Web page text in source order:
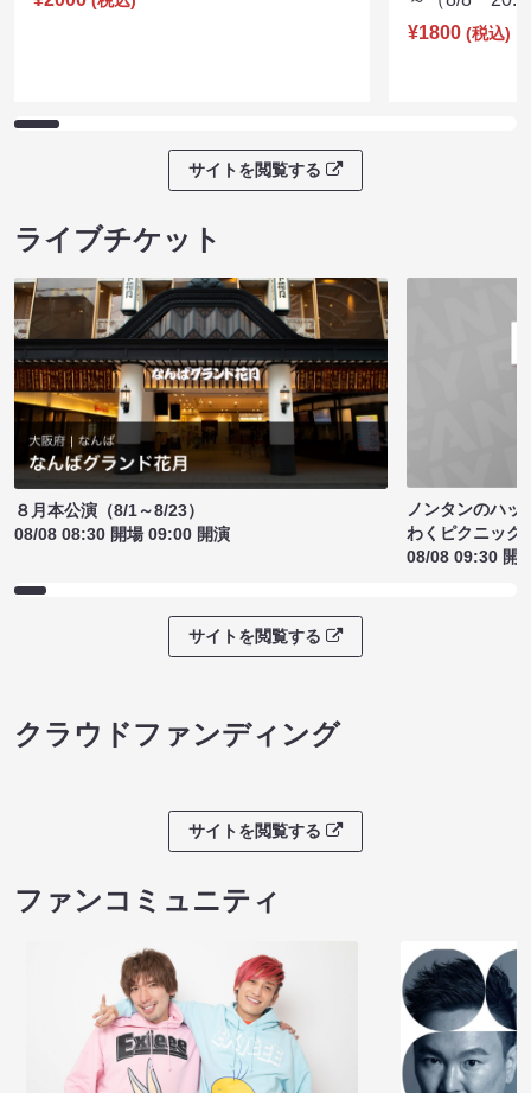
¥1800 (税込)
サイトを閲覧する
ライブチケット
８月本公演（8/1～8/23）
08/08 08:30 開場 09:00 開演
ノンタンのハッ
わくピクニック
08/08 09:30 開
サイトを閲覧する
クラウドファンディング
サイトを閲覧する
ファンコミュニティ